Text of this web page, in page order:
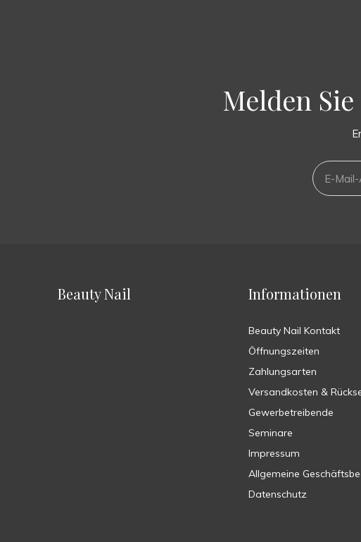
Melden
Beauty Nail Informationen
Beauty Nail Kontakt
Öffnungszeiten
Zahlungsarten
Versandkosten &
Gewerbetreibende
Seminare
Impressum
Allgemeine
Datenschutz